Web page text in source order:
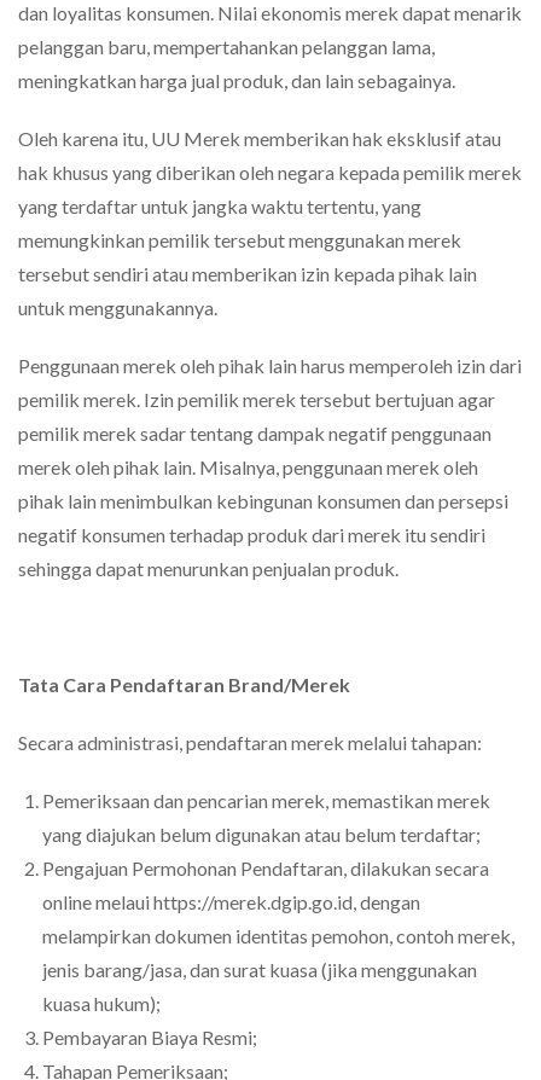
dan loyalitas konsumen. Nilai ekonomis merek dapat menarik
pelanggan baru, mempertahankan pelanggan lama,
meningkatkan harga jual produk, dan lain sebagainya.
Oleh karena itu, UU Merek memberikan hak eksklusif atau
hak khusus yang diberikan oleh negara kepada pemilik merek
yang terdaftar untuk jangka waktu tertentu, yang
memungkinkan pemilik tersebut menggunakan merek
tersebut sendiri atau memberikan izin kepada pihak lain
untuk menggunakannya.
Penggunaan merek oleh pihak lain harus memperoleh izin dari
pemilik merek. Izin pemilik merek tersebut bertujuan agar
pemilik merek sadar tentang dampak negatif penggunaan
merek oleh pihak lain. Misalnya, penggunaan merek oleh
pihak lain menimbulkan kebingunan konsumen dan persepsi
negatif konsumen terhadap produk dari merek itu sendiri
sehingga dapat menurunkan penjualan produk.
Tata Cara Pendaftaran Brand/Merek
Secara administrasi, pendaftaran merek melalui tahapan:
Pemeriksaan dan pencarian merek, memastikan merek
yang diajukan belum digunakan atau belum terdaftar;
Pengajuan Permohonan Pendaftaran, dilakukan secara
online melaui https://merek.dgip.go.id, dengan
melampirkan dokumen identitas pemohon, contoh merek,
jenis barang/jasa, dan surat kuasa (jika menggunakan
kuasa hukum);
Pembayaran Biaya Resmi;
Tahapan Pemeriksaan;